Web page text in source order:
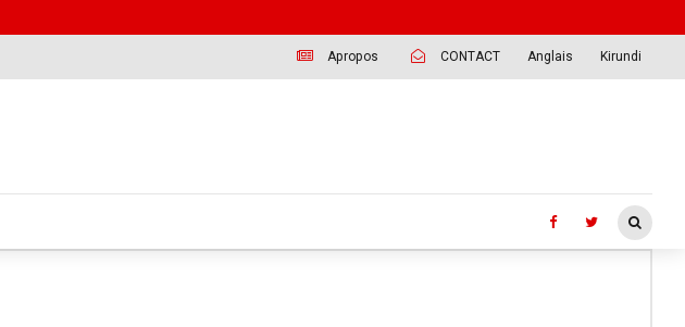
Apropos CONTACT Anglais Kirundi